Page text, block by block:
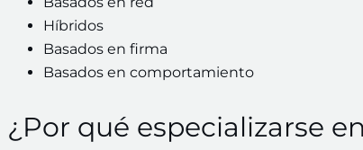
Híbridos
Basados en firma
Basados en comportamiento
¿Por qué especializarse